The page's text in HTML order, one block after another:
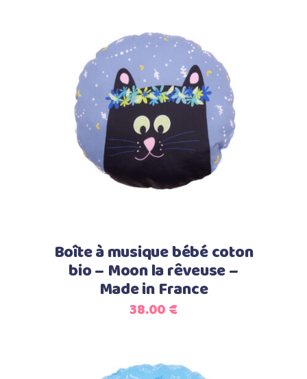
Select options
Boîte à musique bébé coton
bio – Moon la rêveuse –
Made in France
38.00€